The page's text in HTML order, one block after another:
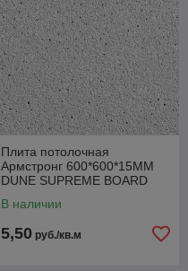
Плита потолочная
Армстронг 600*600*15ММ
DUNE SUPREME BOARD
В наличии
5,50 руб./кв.м